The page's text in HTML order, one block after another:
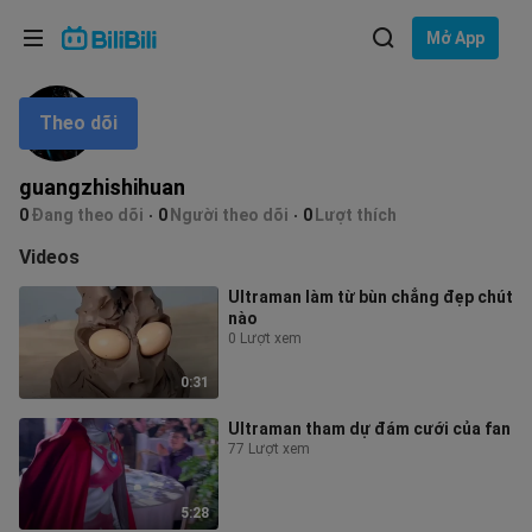
Mở App
guangzhishihuan
0Đang theo dõi 0 Người theo dõi 0 Lượt thích
Theo dõi
Videos
0:31
Ultraman làm từ bùn chẳng đẹp chút
nào
0 Lượt xem
5:28
Ultraman tham dự đám cưới của fan
77 Lượt xem
Ngôn ngữ: Tiếng Việt
Lựa chọn ngôn ngữ
English
ภาษาไทย
Tiếng Việt
Bahasa Melayu